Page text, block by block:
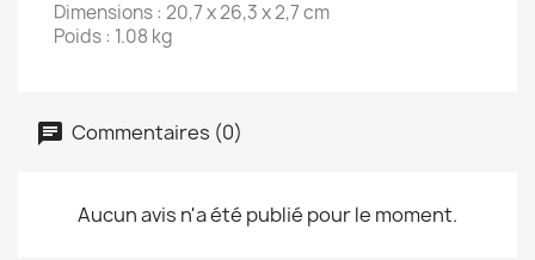
Dimensions : 20,7 x 26,3 x 2,7 cm
Poids : 1.08 kg
Commentaires (0)
Aucun avis n'a été publié pour le moment.